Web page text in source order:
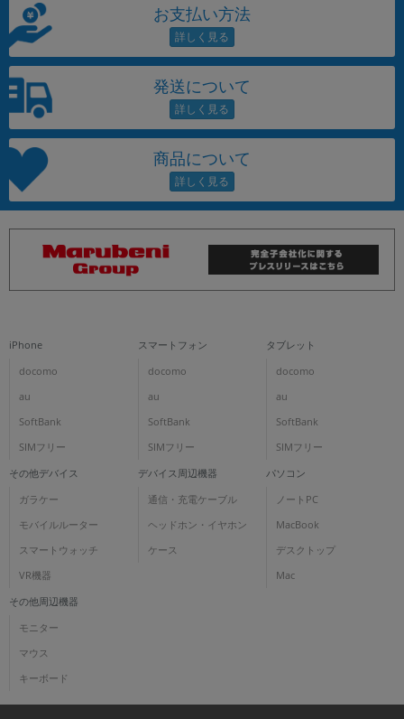
お支払い方法
発送について
商品について
iPhone
docomo
au
SoftBank
SIMフリー
スマートフォン
docomo
au
SoftBank
SIMフリー
タブレット
docomo
au
SoftBank
SIMフリー
その他デバイス
ガラケー
モバイルルーター
スマートウォッチ
VR機器
デバイス周辺機器
通信・充電ケーブル
ヘッドホン・イヤホン
ケース
パソコン
ノートPC
MacBook
デスクトップ
Mac
その他周辺機器
モニター
マウス
キーボード